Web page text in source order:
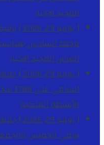
المجيدالاخبار
[ يوليو 29, 2026 ]
محمد السادس
العرش المجيدالاخبار
[ يوليو 29, 2026 ]
السامي على 1788 شخصا بمناسبة عيد العرش المجيد
الأنشطة الملكية
[ يوليو 29, 2026 ]
يومي الخميس